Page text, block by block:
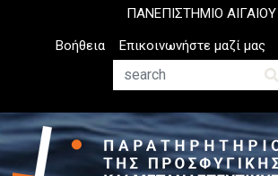
ΠΑΝΕΠΙΣΤΗΜΙΟ ΑΙΓΑΙΟΥ
Top
Header
Βοήθεια
Επικοινωνήστε μαζί μας
Αναζήτηση